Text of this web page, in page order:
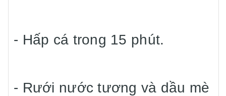
- Hấp cá trong 15 phút.
- Rưới nước tương và dầu mè